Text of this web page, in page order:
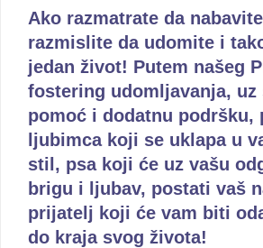
Ako razmatrate da
razmislite da udomite i
jedan život! Putem našeg
fostering udomljavanja, uz
pomoć i dodatnu podršku,
ljubimca koji se uklapa u
stil, psa koji će uz vašu
brigu i ljubav, postati vaš
prijatelj koji će vam biti
do kraja svog života!